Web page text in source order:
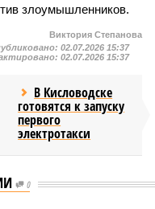
злоумышленников.
Виктория Степанова
02.07.2026 15:37
02.07.2026 15:37
В Кисловодске
готовятся к запуску
первого
электротакси
0